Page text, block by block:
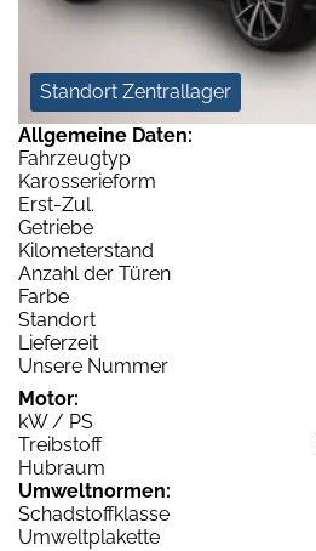
Standort Zentrallager
Allgemeine Daten:
Fahrzeugtyp
Karosserieform
Erst-Zul.
Getriebe
Kilometerstand
Anzahl der Türen
Farbe
Standort
Lieferzeit
Unsere Nummer
Motor:
kW / PS
Treibstoff
Hubraum
Umweltnormen:
Schadstoffklasse
Umweltplakette